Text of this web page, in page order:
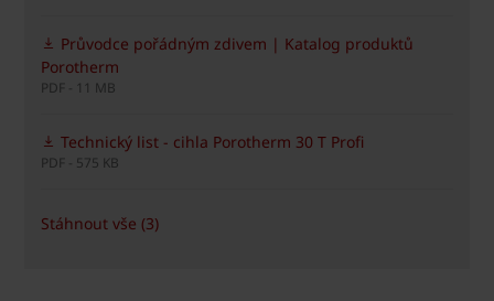
Průvodce pořádným zdivem | Katalog produktů
Porotherm
PDF - 11 MB
Technický list - cihla Porotherm 30 T Profi
PDF - 575 KB
Stáhnout vše (3)